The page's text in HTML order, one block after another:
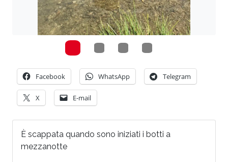
Facebook WhatsApp Telegram
X E-mail
È scappata quando sono iniziati i botti a
mezzanotte